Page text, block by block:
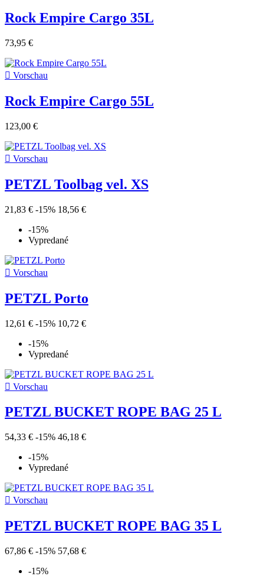
Rock Empire Cargo 35L
73,95 €
 Vorschau
Rock Empire Cargo 55L
123,00 €
 Vorschau
PETZL Toolbag vel. XS
21,83 € -15% 18,56 €
-15%
Vypredané
 Vorschau
PETZL Porto
12,61 € -15% 10,72 €
-15%
Vypredané
 Vorschau
PETZL BUCKET ROPE BAG 25 L
54,33 € -15% 46,18 €
-15%
Vypredané
 Vorschau
PETZL BUCKET ROPE BAG 35 L
67,86 € -15% 57,68 €
-15%